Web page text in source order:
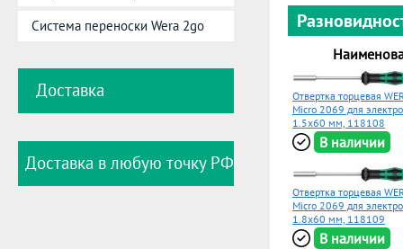
Система переноски Wera 2go
Доставка
Доставка в любую точку РФ
Отвертка торцевая
Micro 2069 для
1.5x60 мм, 118108
В наличии
Отвертка торцевая
Micro 2069 для
1.8x60 мм, 118109
В наличии